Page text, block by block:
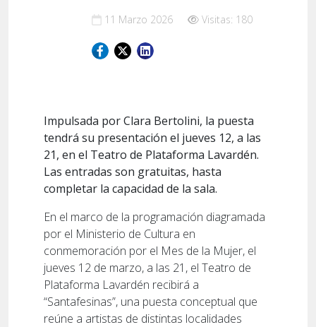
11 Marzo 2026 Visitas: 180
Impulsada por Clara Bertolini, la puesta
tendrá su presentación el jueves 12, a las
21, en el Teatro de Plataforma Lavardén.
Las entradas son gratuitas, hasta
completar la capacidad de la sala.
En el marco de la programación diagramada
por el Ministerio de Cultura en
conmemoración por el Mes de la Mujer, el
jueves 12 de marzo, a las 21, el Teatro de
Plataforma Lavardén recibirá a
“Santafesinas”, una puesta conceptual que
reúne a artistas de distintas localidades